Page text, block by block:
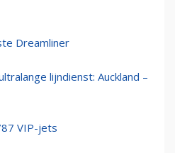
Dreamliner
lijndienst: Auckland –
VIP-jets